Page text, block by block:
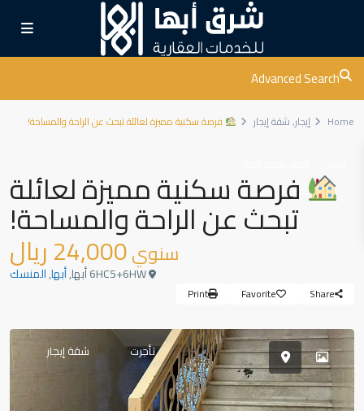
Advanced Search
Home إيجار,شقة إيجار فرصة سكنية مميزة لعائلة تبحث عن الراحة والمساحة!
فرصة سكنية مميزة لعائلة
تبحث عن الراحة والمساحة!
سنوي24,000 ريال
أبها,المنسك
Share
Favorite
Print
تأجرت شقة إيجار